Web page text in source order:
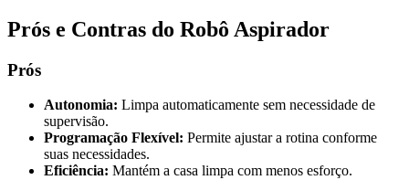
Prós e Contras do Robô Aspirador
Prós
Autonomia: Limpa automaticamente sem necessidade de
supervisão.
Programação Flexível: Permite ajustar a rotina conforme
suas necessidades.
Eficiência: Mantém a casa limpa com menos esforço.